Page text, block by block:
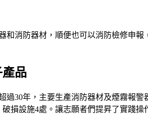
消防器材，順便也可以消防檢修申
品
過30年，主要生產消防器材及煙霧報
損設施4處。讓志願者們提昇了實踐